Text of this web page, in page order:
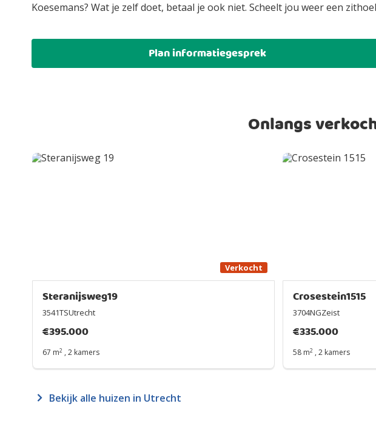
Koesemans? Wat je zelf doet, betaal je ook niet. Scheelt jou weer een
Plan informatiegesprek
Onlangs
Verkocht
Steranijsweg19
3541TSUtrecht
€395.000
67 m2 , 2 kamers
Crosestein1515
3704NGZeist
€335.000
58 m2 ,2 kamers
Bekijk alle huizen in Utrecht